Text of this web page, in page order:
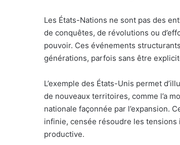
Les États-Nations ne sont pas des
de conquêtes, de révolutions ou
pouvoir. Ces événements
générations, parfois sans être
L’exemple des États-Unis permet
de nouveaux territoires, comme l’a
nationale façonnée par l’expansion.
infinie, censée résoudre les
productive.